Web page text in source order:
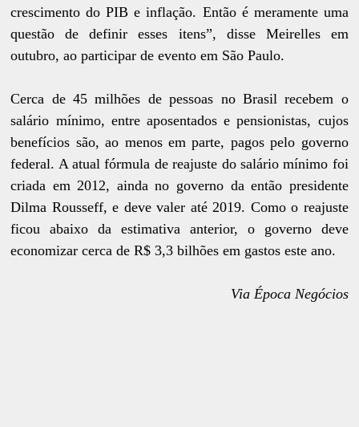
crescimento do PIB e inflação. Então é meramente uma
questão de definir esses itens”, disse Meirelles em
outubro, ao participar de evento em São Paulo.
Cerca de 45 milhões de pessoas no Brasil recebem o
salário mínimo, entre aposentados e pensionistas, cujos
benefícios são, ao menos em parte, pagos pelo governo
federal. A atual fórmula de reajuste do salário mínimo foi
criada em 2012, ainda no governo da então presidente
Dilma Rousseff, e deve valer até 2019. Como o reajuste
ficou abaixo da estimativa anterior, o governo deve
economizar cerca de R$ 3,3 bilhões em gastos este ano.
Via Época Negócios